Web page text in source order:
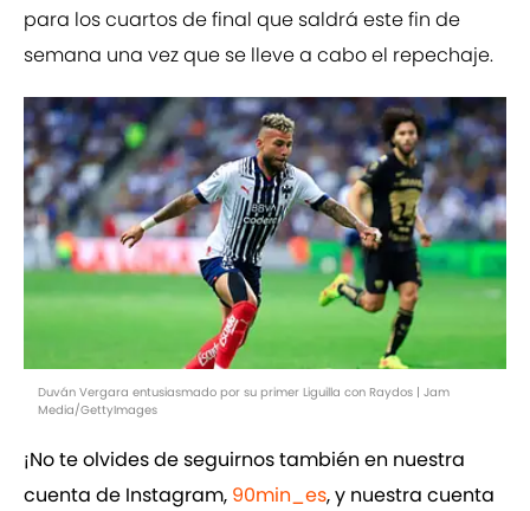
para los cuartos de final que saldrá este fin de
semana una vez que se lleve a cabo el repechaje.
Duván Vergara entusiasmado por su primer Liguilla con Raydos | Jam
Media/GettyImages
¡No te olvides de seguirnos también en nuestra
cuenta de Instagram, 90min_es, y nuestra cuenta